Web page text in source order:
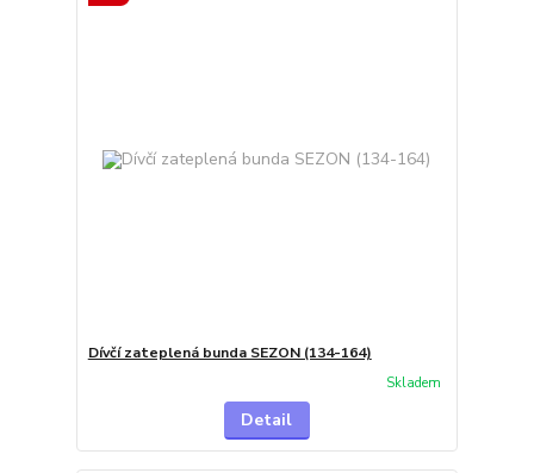
Dívčí zateplená bunda SEZON (134-164)
Skladem
Detail